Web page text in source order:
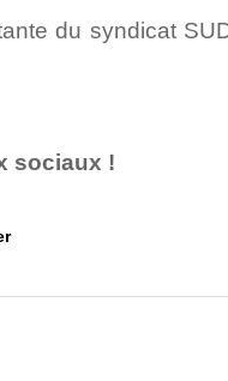
du syndicat
sociaux !